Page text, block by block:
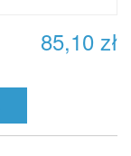
85,10 zł